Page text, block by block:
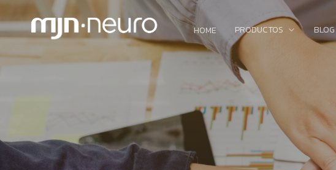
HOME PRODUCTOS BLOG